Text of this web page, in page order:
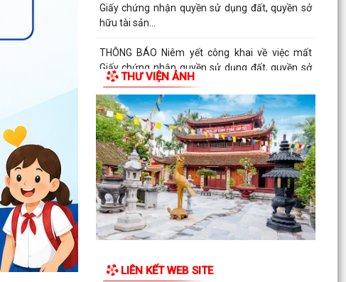
Giấy chứng nhận quyền sử dụng đất, quyền sở
hữu tài sản...
THÔNG BÁO Niêm yết công khai về việc mất
Giấy chứng nhận quyền sử dụng đất, quyền sở
hữu tài sản...
THÔNG BÁO Niêm yết công khai về việc mất
Giấy chứng nhận quyền sử dụng đất, quyền sở
hữu tài sản...
Công văn số 2968/QLD-MP ngày 31/7/2026
của Cục quản lý Dược - Bộ Y tế về việc đình chỉ
lưu hành,...
Công văn v/v đình chỉ lưu hành, thu hồi và tiêu
Công văn v/v thực hiện liên thông dữ liệu khám
THƯ VIỆN ẢNH
LIÊN KẾT WEB SITE